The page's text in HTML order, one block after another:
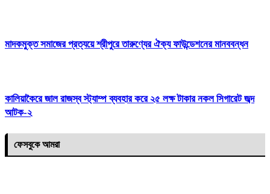
মাদকমুক্ত সমাজের প্রত্যয়ে শ্রীপুরে তারুণ্যের ঐক্য ফাউন্ডেশনের মানববন্ধন
কালিয়াকৈরে জাল রাজস্ব স্ট্যাম্প ব্যবহার করে ২৫ লক্ষ টাকার নকল সিগারেট জব্দ
আটক-২
ফেসবুকে আমরা